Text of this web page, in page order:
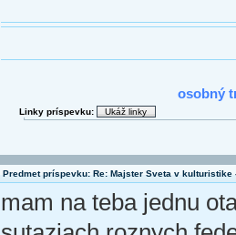
osobný
Linky príspevku:
Predmet príspevku: Re: Majster Sveta v kulturistike
mam na teba jednu